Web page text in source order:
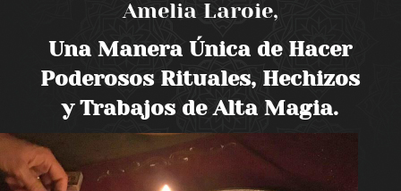
Amelia Laroie,
Una Manera Única de Hacer
Poderosos Rituales, Hechizos
y Trabajos de Alta Magia.